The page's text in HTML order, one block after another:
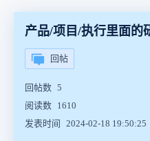
产品/项目/执行里面的
回帖
回帖数 5
阅读数 1610
发表时间
2024-02-18 19:50:25